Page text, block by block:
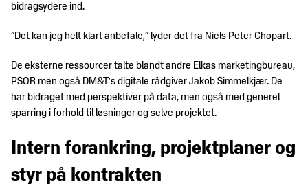
bidragsydere ind.
”Det kan jeg helt klart anbefale,” lyder det fra Niels Peter Chopart.
De eksterne ressourcer talte blandt andre Elkas marketingbureau,
PSQR men også DM&T’s digitale rådgiver Jakob Simmelkjær. De
har bidraget med perspektiver på data, men også med generel
sparring i forhold til løsninger og selve projektet.
Intern forankring, projektplaner og
styr på kontrakten